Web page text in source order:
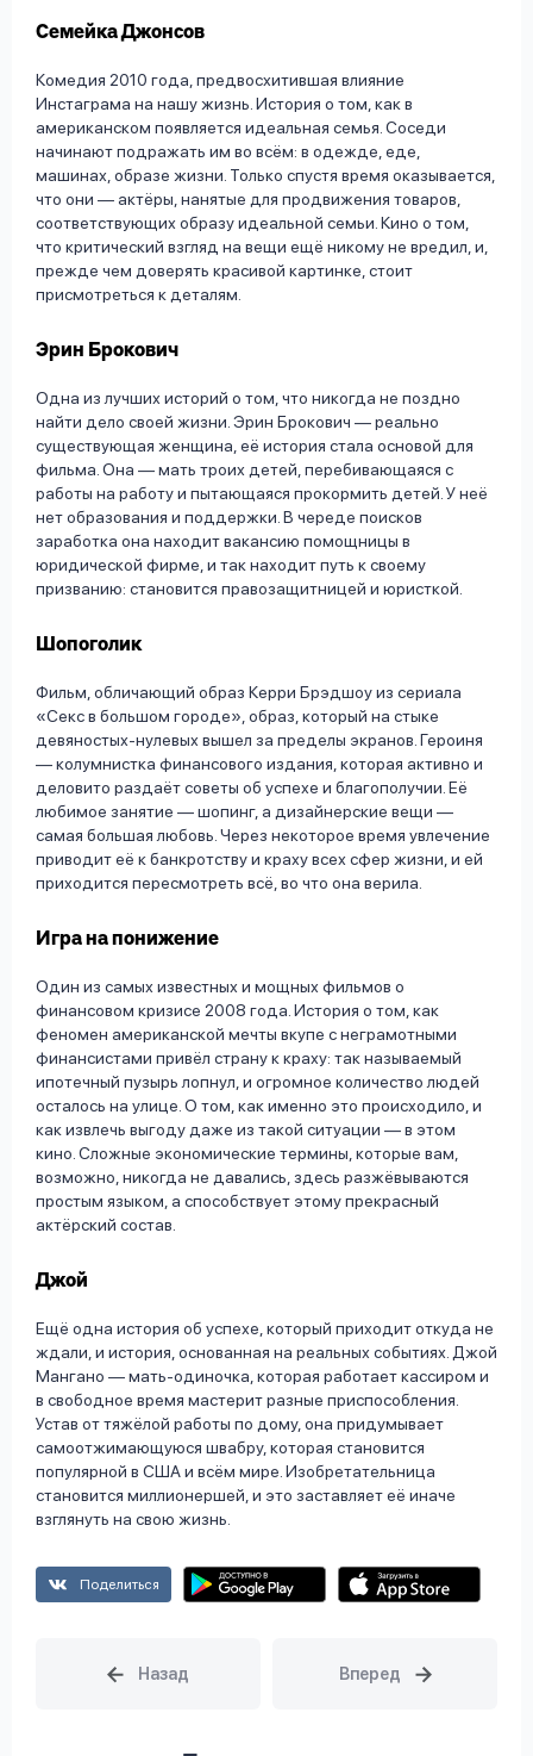
Семейка Джонсов
Комедия 2010 года, предвосхитившая влияние
Инстаграма на нашу жизнь. История о том, как в
американском появляется идеальная семья. Соседи
начинают подражать им во всём: в одежде, еде,
машинах, образе жизни. Только спустя время оказывается,
что они — актёры, нанятые для продвижения товаров,
соответствующих образу идеальной семьи. Кино о том,
что критический взгляд на вещи ещё никому не вредил, и,
прежде чем доверять красивой картинке, стоит
присмотреться к деталям.
Эрин Брокович
Одна из лучших историй о том, что никогда не поздно
найти дело своей жизни. Эрин Брокович — реально
существующая женщина, её история стала основой для
фильма. Она — мать троих детей, перебивающаяся с
работы на работу и пытающаяся прокормить детей. У неё
нет образования и поддержки. В череде поисков
заработка она находит вакансию помощницы в
юридической фирме, и так находит путь к своему
призванию: становится правозащитницей и юристкой.
Шопоголик
Фильм, обличающий образ Керри Брэдшоу из сериала
«Секс в большом городе», образ, который на стыке
девяностых-нулевых вышел за пределы экранов. Героиня
— колумнистка финансового издания, которая активно и
деловито раздаёт советы об успехе и благополучии. Её
любимое занятие — шопинг, а дизайнерские вещи —
самая большая любовь. Через некоторое время увлечение
приводит её к банкротству и краху всех сфер жизни, и ей
приходится пересмотреть всё, во что она верила.
Игра на понижение
Один из самых известных и мощных фильмов о
финансовом кризисе 2008 года. История о том, как
феномен американской мечты вкупе с неграмотными
финансистами привёл страну к краху: так называемый
ипотечный пузырь лопнул, и огромное количество людей
осталось на улице. О том, как именно это происходило, и
как извлечь выгоду даже из такой ситуации — в этом
кино. Сложные экономические термины, которые вам,
возможно, никогда не давались, здесь разжёвываются
простым языком, а способствует этому прекрасный
актёрский состав.
Джой
Ещё одна история об успехе, который приходит откуда не
ждали, и история, основанная на реальных событиях. Джой
Мангано — мать-одиночка, которая работает кассиром и
в свободное время мастерит разные приспособления.
Устав от тяжёлой работы по дому, она придумывает
самоотжимающуюся швабру, которая становится
популярной в США и всём мире. Изобретательница
становится миллионершей, и это заставляет её иначе
взглянуть на свою жизнь.
Поделиться